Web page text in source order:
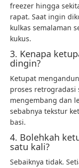
freezer hingga
rapat. Saat ingin
kulkas semalaman
kukus.
3. Kenapa
dingin?
Ketupat
proses
mengembang dan
sebabnya tekstur
basi.
4. Bolehkah
satu kali?
Sebaiknya tidak.